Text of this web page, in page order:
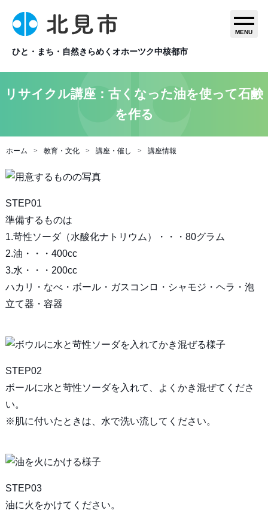
ひと・まち・自然きらめくオホーツク中核都市
MENU
リサイクル講座：古くなった油を使って石鹸
を作る
ホーム 教育・文化 講座・催し 講座情報
STEP01
準備するものは
1.苛性ソーダ（水酸化ナトリウム）・・・80グラム
2.油・・・400cc
3.水・・・200cc
ハカリ・なべ・ボール・ガスコンロ・シャモジ・ヘラ・泡
立て器・容器
STEP02
ボールに水と苛性ソーダを入れて、よくかき混ぜてくださ
い。
※肌に付いたときは、水で洗い流してください。
STEP03
油に火をかけてください。